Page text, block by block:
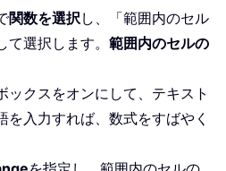
関数を選択 し、「範囲内のセル
選択します。 範囲内のセルの
ックスをオンにして、テキスト
を入力すれば、数式をすばやく